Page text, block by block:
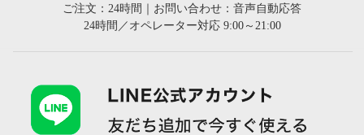
ご注文：24時間｜お問い合わせ：音声自動応答
24時間／オペレーター対応 9:00～21:00